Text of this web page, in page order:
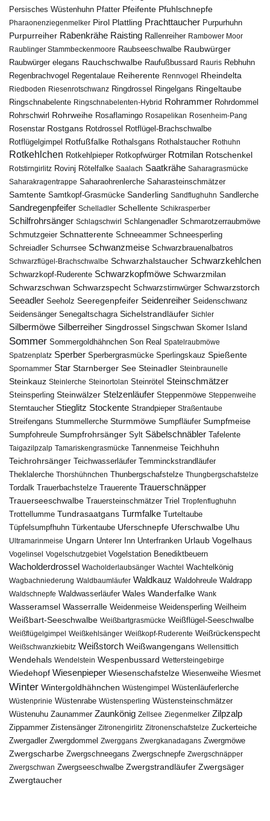
Persisches Wüstenhuhn Pfatter Pfeifente Pfuhlschnepfe
Pharaonenziegenmelker Pirol Plattling Prachttaucher Purpurhuhn
Purpurreiher Rabenkrähe Raisting Rallenreiher Rambower Moor
Raublinger Stammbeckenmoore Raubseeschwalbe Raubwürger
Raubwürger elegans Rauchschwalbe Raufußbussard Rauris Rebhuhn
Regenbrachvogel Regentalaue Reiherente Rennvogel Rheindelta
Riedboden Riesenrotschwanz Ringdrossel Ringelgans Ringeltaube
Ringschnabelente Ringschnabelenten-Hybrid Rohrammer Rohrdommel
Rohrschwirl Rohrweihe Rosaflamingo Rosapelikan Rosenheim-Pang
Rosenstar Rostgans Rotdrossel
Rotflügel-Brachschwalbe
Rotflügelgimpel Rotfußfalke Rothalsgans Rothalstaucher Rothuhn
Rotkehlchen Rotkehlpieper Rotkopfwürger Rotmilan Rotschenkel
Rotstirngirlitz Rovinj Rötelfalke Saalach Saatkrähe Saharagrasmücke
Saharakragentrappe Saharaohrenlerche Saharasteinschmätzer
Samtente Samtkopf-Grasmücke Sanderling Sandflughuhn Sandlerche
Sandregenpfeifer Schelladler Schellente Schikrasperber
Schilfrohrsänger Schlagschwirl Schlangenadler Schmarotzerraubmöwe
Schmutzgeier Schnatterente Schneeammer Schneesperling
Schreiadler Schurrsee Schwanzmeise Schwarzbrauenalbatros
Schwarzflügel-Brachschwalbe Schwarzhalstaucher Schwarzkehlchen
Schwarzkopf-Ruderente Schwarzkopfmöwe Schwarzmilan
Schwarzschwan Schwarzspecht Schwarzstirnwürger Schwarzstorch
Seeadler Seeholz Seeregenpfeifer Seidenreiher Seidenschwanz
Seidensänger Senegaltschagra Sichelstrandläufer Sichler
Silbermöwe Silberreiher Singdrossel Singschwan Skomer Island
Sommer Sommergoldhähnchen Son Real Spatelraubmöwe
Spatzenplatz Sperber Sperbergrasmücke Sperlingskauz Spießente
Spornammer Star Starnberger See Steinadler Steinbraunelle
Steinkauz Steinlerche Steinortolan Steinrötel Steinschmätzer
Steinsperling Steinwälzer Stelzenläufer Steppenmöwe Steppenweihe
Sterntaucher Stieglitz Stockente Strandpieper Straßentaube
Streifengans Stummellerche Sturmmöwe Sumpfläufer Sumpfmeise
Sumpfohreule Sumpfrohrsänger Sylt Säbelschnäbler Tafelente
Taigazilpzalp Tamariskengrasmücke Tannenmeise Teichhuhn
Teichrohrsänger Teichwasserläufer Temminckstrandläufer
Theklalerche Thorshühnchen Thunbergschafstelze Thungbergschafstelze
Tordalk Trauerbachstelze Trauerente Trauerschnäpper
Trauerseeschwalbe Trauersteinschmätzer Triel Tropfenflughuhn
Trottellumme Tundrasaatgans Turmfalke Turteltaube
Tüpfelsumpfhuhn
Türkentaube Uferschnepfe Uferschwalbe Uhu
Ultramarinmeise Ungarn Unterer Inn Unterfranken Urlaub Vogelhaus
Vogelinsel Vogelschutzgebiet Vogelstation Benediktbeuern
Wacholderdrossel Wacholderlaubsänger Wachtel Wachtelkönig
Wagbachniederung Waldbaumläufer Waldkauz Waldohreule Waldrapp
Waldschnepfe Waldwasserläufer Wales Wanderfalke Wank
Wasseramsel Wasserralle Weidenmeise Weidensperling Weilheim
Weißbart-Seeschwalbe Weißbartgrasmücke Weißflügel-Seeschwalbe
Weißflügelgimpel Weißkehlsänger Weißkopf-Ruderente Weißrückenspecht
Weißschwanzkiebitz Weißstorch Weißwangengans Wellensittich
Wendehals Wendelstein Wespenbussard Wettersteingebirge
Wiedehopf Wiesenpieper Wiesenschafstelze Wiesenweihe Wiesmet
Winter Wintergoldhähnchen Wüstengimpel Wüstenläuferlerche
Wüstenprinie Wüstenrabe Wüstensperling Wüstensteinschmätzer
Wüstenuhu Zaunammer Zaunkönig Zellsee Ziegenmelker Zilpzalp
Zippammer Zistensänger Zitronengirlitz Zitronenschafstelze Zuckerteiche
Zwergadler Zwergdommel Zwerggans Zwergkanadagans Zwergmöwe
Zwergscharbe Zwergschneegans Zwergschnepfe Zwergschnäpper
Zwergschwan Zwergseeschwalbe Zwergstrandläufer Zwergsäger
Zwergtaucher